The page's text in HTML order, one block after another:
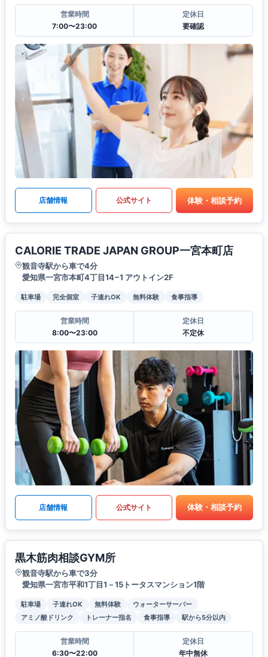
営業時間
7:00〜23:00
定休日
要確認
店舗情報 公式サイト 体験・相談予約
CALORIE TRADE JAPAN GROUP一宮本町店
観音寺駅から車で4分
愛知県一宮市本町4丁目14−1 アウトイン2F
駐車場 完全個室 子連れOK 無料体験 食事指導
営業時間
8:00〜23:00
定休日
不定休
店舗情報 公式サイト 体験・相談予約
黒木筋肉相談GYM所
観音寺駅から車で3分
愛知県一宮市平和1丁目1－15トータスマンション1階
駐車場 子連れOK 無料体験
ウォーターサーバー
アミノ酸ドリンク
トレーナー指名 食事指導 駅から5分以内
営業時間
6:30〜22:00
定休日
年中無休